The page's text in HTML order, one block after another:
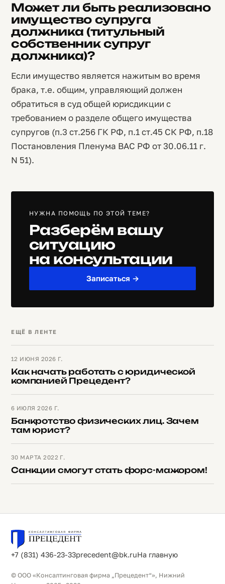
Может ли быть реализовано
имущество супруга
должника (титульный
собственник супруг
должника)?
Если имущество является нажитым во время
брака, т.е. общим, управляющий должен
обратиться в суд общей юрисдикции с
требованием о разделе общего имущества
супругов (п.3 ст.256 ГК РФ, п.1 ст.45 СК РФ, п.18
Постановления Пленума ВАС РФ от 30.06.11 г.
N 51).
НУЖНА ПОМОЩЬ ПО ЭТОЙ ТЕМЕ?
Разберём вашу
ситуацию
на консультации
Записаться →
ЕЩЁ В ЛЕНТЕ
12 ИЮНЯ 2026 Г.
Как начать работать с юридической
компанией Прецедент?
6 ИЮЛЯ 2026 Г.
Банкротство физических лиц. Зачем
там юрист?
30 МАРТА 2022 Г.
Санкции смогут стать форс-мажором!
+7 (831) 436-23-33precedent@bk.ruНа главную
© ООО «Консалтинговая фирма „Прецедент“», Нижний